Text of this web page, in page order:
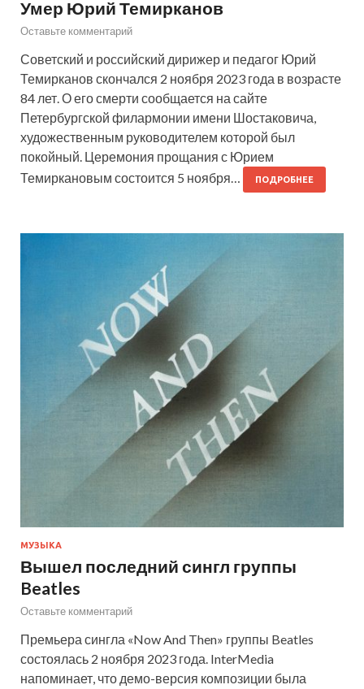
Умер Юрий Темирканов
Оставьте комментарий
Советский и российский дирижер и педагог Юрий
Темирканов скончался 2 ноября 2023 года в возрасте
84 лет. О его смерти сообщается на сайте
Петербургской филармонии имени Шостаковича,
художественным руководителем которой был
покойный. Церемония прощания с Юрием
Темиркановым состоится 5 ноября…
ПОДРОБНЕЕ
МУЗЫКА
Вышел последний сингл группы
Beatles
Оставьте комментарий
Премьера сингла «Now And Then» группы Beatles
состоялась 2 ноября 2023 года. InterMedia
напоминает, что демо-версия композиции была